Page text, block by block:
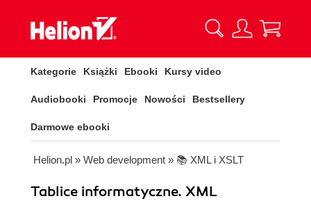
Kategorie Książki Ebooki Kursy video
Audiobooki Promocje Nowości Bestsellery
Darmowe ebooki
Helion.pl » Web development » 📚 XML i XSLT
Tablice informatyczne. XML